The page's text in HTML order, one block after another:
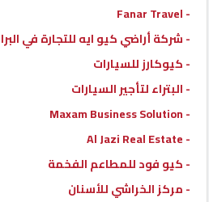
QHOST
- Fanar Travel
- شركة أراضي كيو ايه للتجارة في
- كيوكارز للسيارات
- البتراء لتأجير السيارات
- Maxam Business Solution
- Al Jazi Real Estate
- كيو فود للمطاعم الفخمة
- مركز الخراشي للأسنان